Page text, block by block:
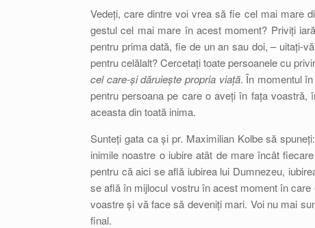
Vedeți, care dintre voi vrea să fie cel mai mare
gestul cel mai mare în acest moment? Priviți
pentru prima dată, fie de un an sau doi, – uitați-
pentru celălalt? Cercetați toate persoanele cu
cel care-și dăruiește propria viață. În momentul
pentru persoana pe care o aveți în fața
aceasta din toată inima.
Sunteți gata ca și pr. Maximilian Kolbe să
inimile noastre o iubire atât de mare încât
pentru că aici se află iubirea lui Dumnezeu,
se află în mijlocul vostru în acest moment în
voastre și vă face să deveniți mari. Voi nu mai
final.